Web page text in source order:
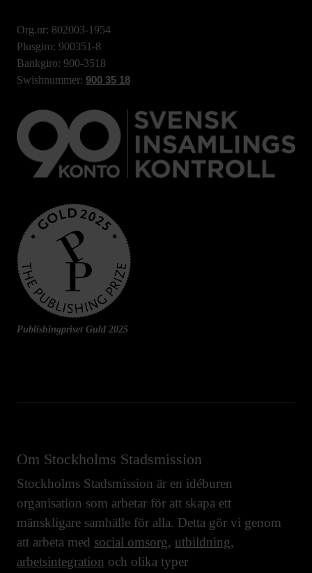
Org.nr: 802003-1954
Plusgiro: 900351-8
Bankgiro: 900-3518
Swishnummer: 900 35 18
Publishingpriset Guld 2025
Om Stockholms Stadsmission
Stockholms Stadsmission är en idéburen
organisation som arbetar för att skapa ett
mänskligare samhälle för alla. Detta gör vi genom
att arbeta med social omsorg, utbildning,
arbetsintegration och olika typer